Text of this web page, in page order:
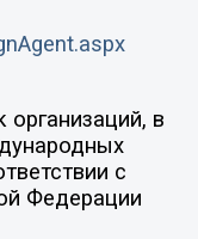
в
с
Федерации